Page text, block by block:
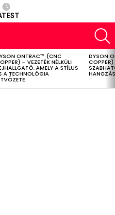
ONTRAC™ (CNC
– VEZETÉK NÉLKÜLI
AMELY A STÍLUS
A TECHNOLÓGIA
DYSON
COPPER)